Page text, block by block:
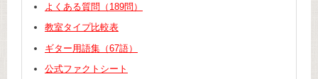
よくある質問（189問）
教室タイプ比較表
ギター用語集（67語）
公式ファクトシート